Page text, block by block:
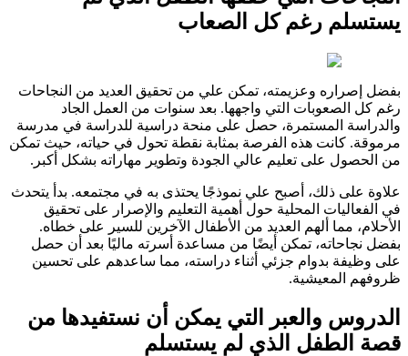
يستسلم رغم كل الصعاب
بفضل إصراره وعزيمته، تمكن علي من تحقيق العديد من النجاحات
رغم كل الصعوبات التي واجهها. بعد سنوات من العمل الجاد
والدراسة المستمرة، حصل على منحة دراسية للدراسة في مدرسة
مرموقة. كانت هذه الفرصة بمثابة نقطة تحول في حياته، حيث تمكن
من الحصول على تعليم عالي الجودة وتطوير مهاراته بشكل أكبر.
علاوة على ذلك، أصبح علي نموذجًا يحتذى به في مجتمعه. بدأ يتحدث
في الفعاليات المحلية حول أهمية التعليم والإصرار على تحقيق
الأحلام، مما ألهم العديد من الأطفال الآخرين للسير على خطاه.
بفضل نجاحاته، تمكن أيضًا من مساعدة أسرته ماليًا بعد أن حصل
على وظيفة بدوام جزئي أثناء دراسته، مما ساعدهم على تحسين
ظروفهم المعيشية.
الدروس والعبر التي يمكن أن نستفيدها من
قصة الطفل الذي لم يستسلم